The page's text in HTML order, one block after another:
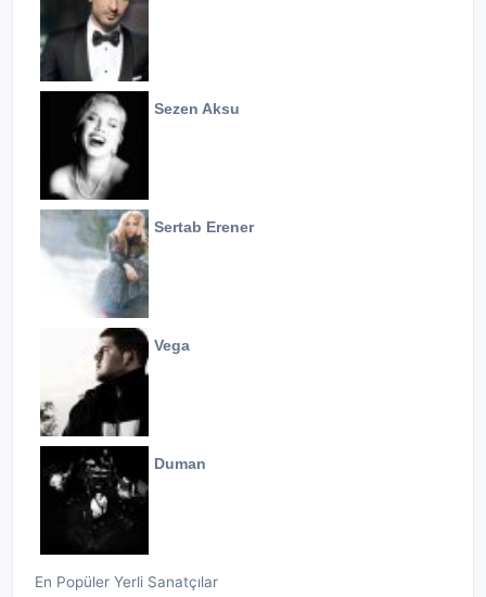
Sezen Aksu
Sertab Erener
Vega
Duman
En Popüler Yerli Sanatçılar